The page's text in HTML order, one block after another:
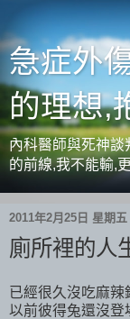
急症外
的理想,
內科醫師與死神談
的前線,我不能輸,
2011年2月25日 星期五
廁所裡的人
已經很久沒吃麻辣
以前彼得兔還沒登